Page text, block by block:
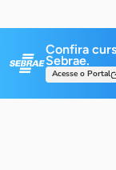
Confira
Sebrae.
Acesse o Portal